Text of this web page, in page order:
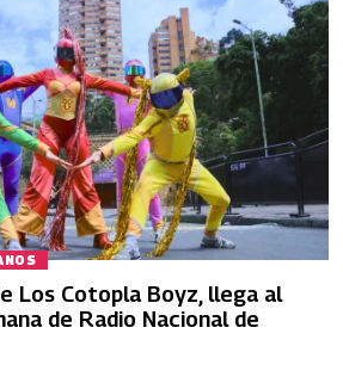
Los Cotopla Boyz, llega al
de Radio Nacional de